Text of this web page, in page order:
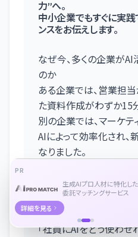
力”へ。
中小企業でもすぐに実
ンスをお伝えします。
なぜ今、多くの企業が
のか
ある企業では、営業担
た資料作成がわずか15
別の企業では、マーケテ
AIによって効率化され
なりました。
しかし同時に、こんな声
「AIが重要なのはわか
いいのか分からない」
「ツールは触ったが、業
「社員にAIをどう使わ
PR
生成AIプロ人材に特化し
委託マッチングサービス
詳細を見る